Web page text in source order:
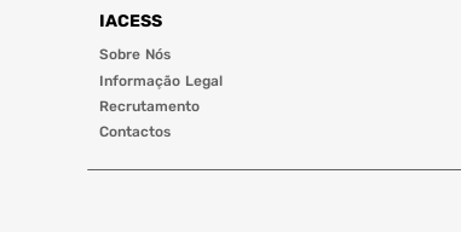
IACESS
Sobre Nós
Informação Legal
Recrutamento
Contactos